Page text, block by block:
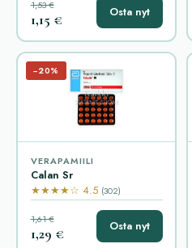
1,53 €
1,15 € Osta nyt
−20%
VERAPAMIILI
Calan Sr
★★★★☆ 4.5 (302)
1,61 €
1,29 € Osta nyt